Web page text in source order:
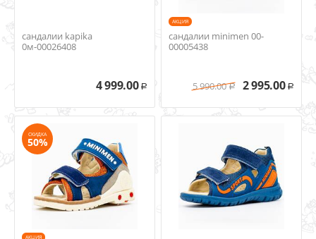
сандалии kapika
0м-00026408
4 999.00 Р
AКЦИЯ
сандалии minimen 00-
00005438
5 990.00 Р 2 995.00 Р
СКИДКА
50%
AКЦИЯ